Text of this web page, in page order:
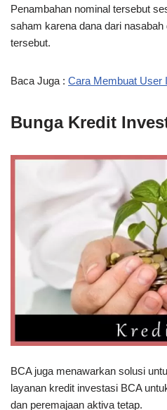
Penambahan nominal tersebut
saham karena dana dari
tersebut.
Baca Juga : Cara Membuat User
Bunga Kredit
BCA juga menawarkan solusi
layanan kredit investasi BCA
dan peremajaan aktiva tetap.